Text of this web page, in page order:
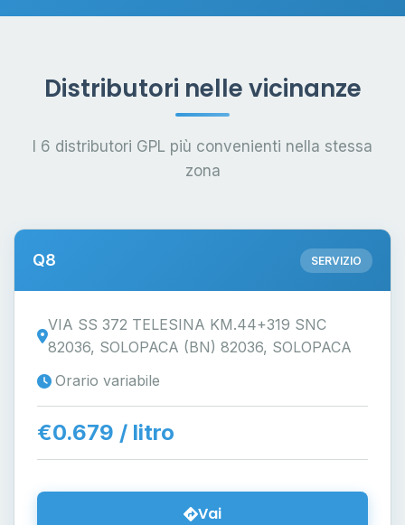
Distributori nelle vicinanze
I 6 distributori GPL più convenienti nella stessa
zona
Q8 SERVIZIO
VIA SS 372 TELESINA KM.44+319 SNC
82036, SOLOPACA (BN) 82036, SOLOPACA
Orario variabile
€0.679 / litro
Vai